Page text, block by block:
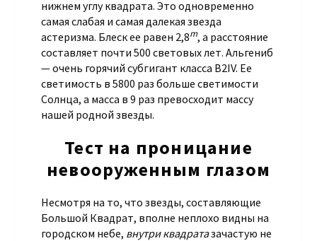
нижнем углу квадрата. Это одновременно
самая слабая и самая далекая звезда
астеризма. Блеск ее равен 2,8m, а расстояние
составляет почти 500 световых лет. Альгениб
— очень горячий субгигант класса B2IV. Ее
светимость в 5800 раз больше светимости
Солнца, а масса в 9 раз превосходит массу
нашей родной звезды.
Тест на проницание
невооруженным глазом
Несмотря на то, что звезды, составляющие
Большой Квадрат, вполне неплохо видны на
городском небе, внутри квадратазачастую не